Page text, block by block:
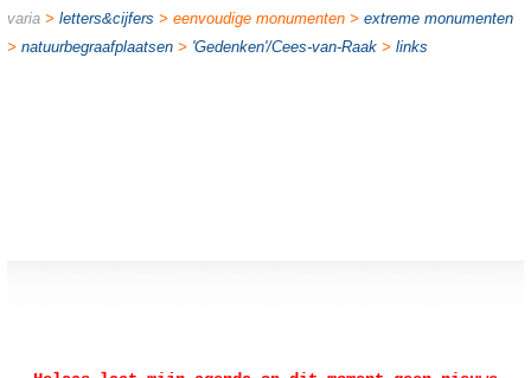
varia> letters&cijfers > eenvoudige monumenten > extreme monumenten
> natuurbegraafplaatsen> 'Gedenken'/Cees-van-Raak> links